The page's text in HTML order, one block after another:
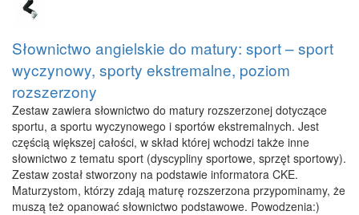
Słownictwo angielskie do matury: sport – sport
wyczynowy, sporty ekstremalne, poziom
rozszerzony
Zestaw zawiera słownictwo do matury rozszerzonej dotyczące
sportu, a sportu wyczynowego i sportów ekstremalnych. Jest
częścią większej całości, w skład której wchodzi także inne
słownictwo z tematu sport (dyscypliny sportowe, sprzęt sportowy).
Zestaw został stworzony na podstawie informatora CKE.
Maturzystom, którzy zdają maturę rozszerzona przypominamy, że
muszą też opanować słownictwo podstawowe. Powodzenia:)